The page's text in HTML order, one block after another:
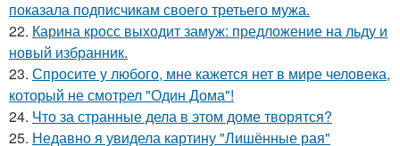
показала подписчикам своего третьего мужа.
22. Карина кросс выходит замуж: предложение на льду и
новый избранник.
23. Спросите у любого, мне кажется нет в мире человека,
который не смотрел "Один Дома"!
24. Что за странные дела в этом доме творятся?
25. Недавно я увидела картину "Лишённые рая"